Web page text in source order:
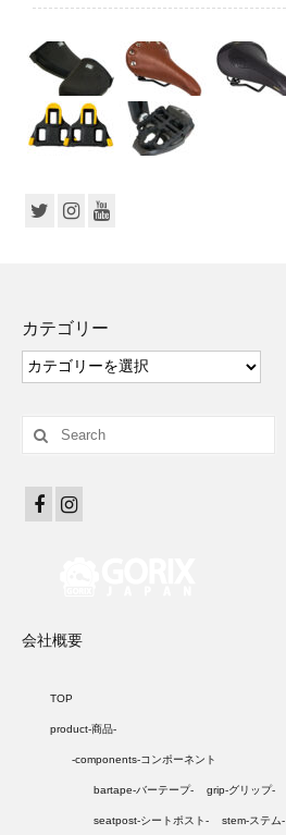
カテゴリー
カ
テ
リ
ー
Search
for:
会社概要
TOP
product-商品-
-components-コンポーネント
bartape-バーテープ- grip-グリップ-
seatpost-シートポスト- stem-ステム-